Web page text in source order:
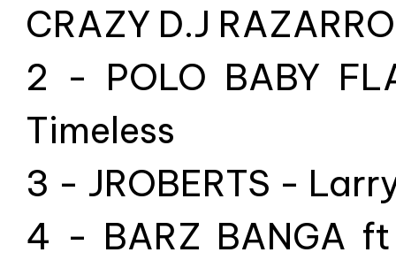
CRAZY D.J
2 - POLO BABY
Timeless
3 - JROBERTS -
4 - BARZ BANGA